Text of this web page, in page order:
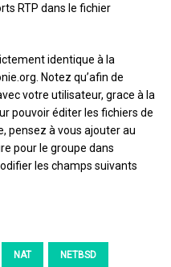
RTP dans le fichier
identique à la
Notez qu’afin de
votre utilisateur, grace à la
pouvoir éditer les fichiers de
pensez à vous ajouter au
pour le groupe dans
les champs suivants
NAT NETBSD